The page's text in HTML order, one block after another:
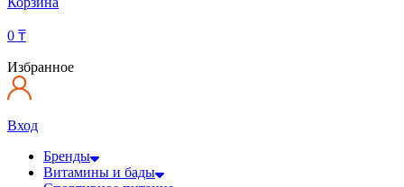
0 ₸
Избранное
Вход
Бренды
Витамины и бады